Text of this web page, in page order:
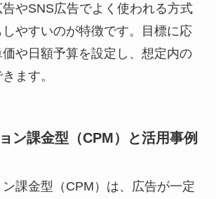
告やSNS広告でよく使われる方式
やすいのが特徴です。目標に応
価や日額予算を設定し、想定内の
ます。
ン課金型（CPM）と活用事例
課金型（CPM）は、広告が一定